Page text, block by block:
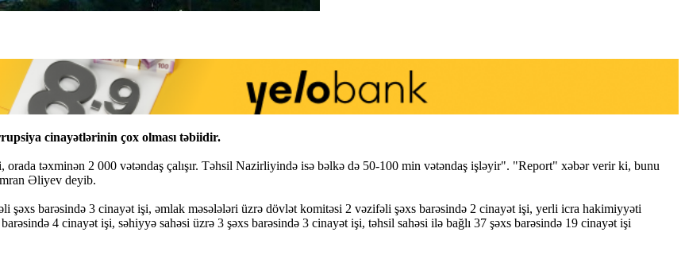
cinayətlərinin çox olması təbiidir.
orada təxminən 2 000 vətəndaş çalışır. Təhsil Nazirliyində isə bəlkə də 50-100 min vətəndaş işləyir". "Report" xəbər verir ki, bunu
Əliyev deyib.
şəxs barəsində 3 cinayət işi, əmlak məsələləri üzrə dövlət komitəsi 2 vəzifəli şəxs barəsində 2 cinayət işi, yerli icra hakimiyyəti
4 cinayət işi, səhiyyə sahəsi üzrə 3 şəxs barəsində 3 cinayət işi, təhsil sahəsi ilə bağlı 37 şəxs barəsində 19 cinayət işi